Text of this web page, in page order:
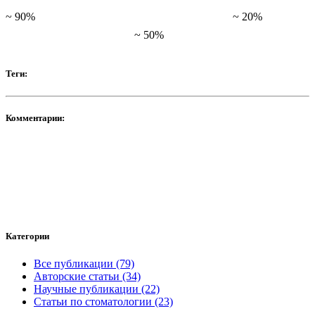
~ 90%
~ 50%
~ 20%
Теги:
Комментарии:
Категории
Все публикации (79)
Авторские статьи (34)
Научные публикации (22)
Статьи по стоматологии (23)